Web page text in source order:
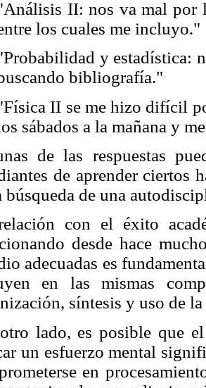
II: nos va mal por
los cuales me incluyo."
y estadística:
bibliografía."
II se me hizo difícil
sábados a la mañana y
de las respuestas
de aprender ciertos
búsqueda de una
con el éxito
desde hace
adecuadas es
en las mismas
síntesis y uso de
lado, es posible que
un esfuerzo mental
en